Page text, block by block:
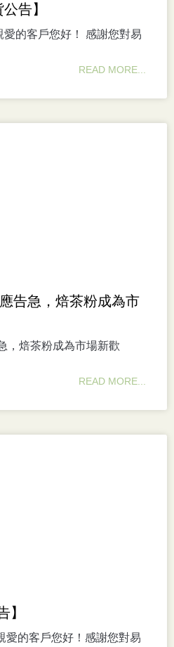
告】
愛的客戶您好！ 感謝您對易
READ MORE...
告急，焙茶粉成為市
，焙茶粉成為市場新歡
READ MORE...
】
愛的客戶您好！感謝您對易